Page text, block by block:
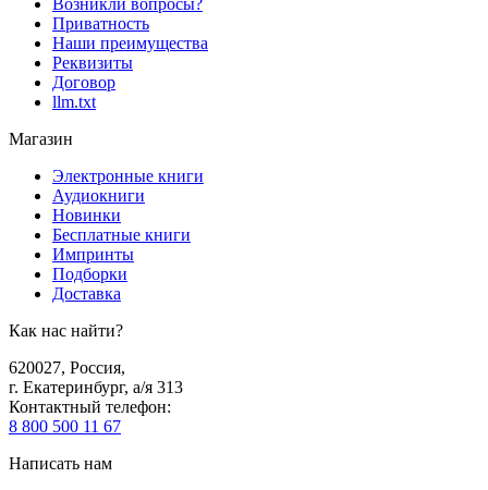
Возникли вопросы?
Приватность
Наши преимущества
Реквизиты
Договор
llm.txt
Магазин
Электронные книги
Аудиокниги
Новинки
Бесплатные книги
Импринты
Подборки
Доставка
Как нас найти?
620027, Россия,
г. Екатеринбург, а/я 313
Контактный телефон:
8 800 500 11 67
Написать нам